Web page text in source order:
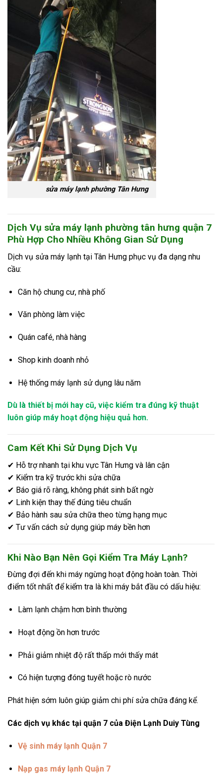
sửa máy lạnh phường Tân Hưng
Dịch Vụ sửa máy lạnh phường tân hưng quận 7
Phù Hợp Cho Nhiều Không Gian Sử Dụng
Dịch vụ sửa máy lạnh tại Tân Hưng phục vụ đa dạng nhu
cầu:
Căn hộ chung cư, nhà phố
Văn phòng làm việc
Quán café, nhà hàng
Shop kinh doanh nhỏ
Hệ thống máy lạnh sử dụng lâu năm
Dù là thiết bị mới hay cũ, việc kiểm tra đúng kỹ thuật
luôn giúp máy hoạt động hiệu quả hơn.
Cam Kết Khi Sử Dụng Dịch Vụ
✔ Hỗ trợ nhanh tại khu vực Tân Hưng và lân cận
✔ Kiểm tra kỹ trước khi sửa chữa
✔ Báo giá rõ ràng, không phát sinh bất ngờ
✔ Linh kiện thay thế đúng tiêu chuẩn
✔ Bảo hành sau sửa chữa theo từng hạng mục
✔ Tư vấn cách sử dụng giúp máy bền hơn
Khi Nào Bạn Nên Gọi Kiểm Tra Máy Lạnh?
Đừng đợi đến khi máy ngừng hoạt động hoàn toàn. Thời
điểm tốt nhất để kiểm tra là khi máy bắt đầu có dấu hiệu:
Làm lạnh chậm hơn bình thường
Hoạt động ồn hơn trước
Phải giảm nhiệt độ rất thấp mới thấy mát
Có hiện tượng đóng tuyết hoặc rò nước
Phát hiện sớm luôn giúp giảm chi phí sửa chữa đáng kể.
Các dịch vụ khác tại quận 7 của Điện Lạnh Duiy Tùng
Vệ sinh máy lạnh Quận 7
Nạp gas máy lạnh Quận 7